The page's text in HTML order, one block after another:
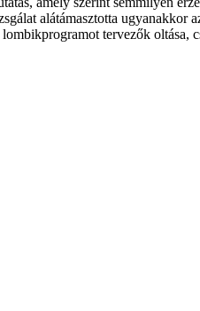
alátámasztotta
tervezők oltása,